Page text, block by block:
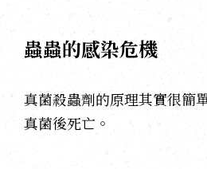
蟲蟲的感染危機
真菌殺蟲劑的原理其實很簡
真菌後死亡。